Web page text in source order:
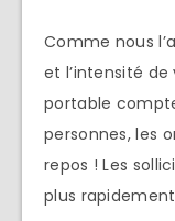
Comme nous
et l’intensité
portable
personnes, les
repos ! Les
plus